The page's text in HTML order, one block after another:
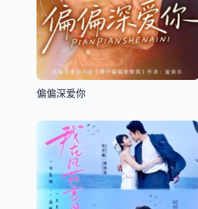
偏偏深爱你